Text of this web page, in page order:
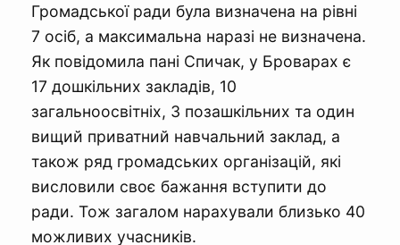
Громадської ради була визначена на рівні
7 осіб, а максимальна наразі не визначена.
Як повідомила пані Спичак, у Броварах є
17 дошкільних закладів, 10
загальноосвітніх, 3 позашкільних та один
вищий приватний навчальний заклад, а
також ряд громадських організацій, які
висловили своє бажання вступити до
ради. Тож загалом нарахували близько 40
можливих учасників.